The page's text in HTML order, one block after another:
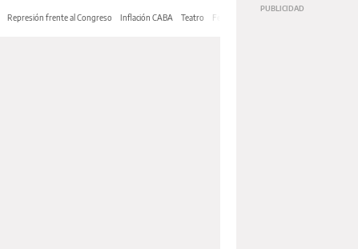
Represión frente al Congreso Inflación CABA Teatro Feria de Editores